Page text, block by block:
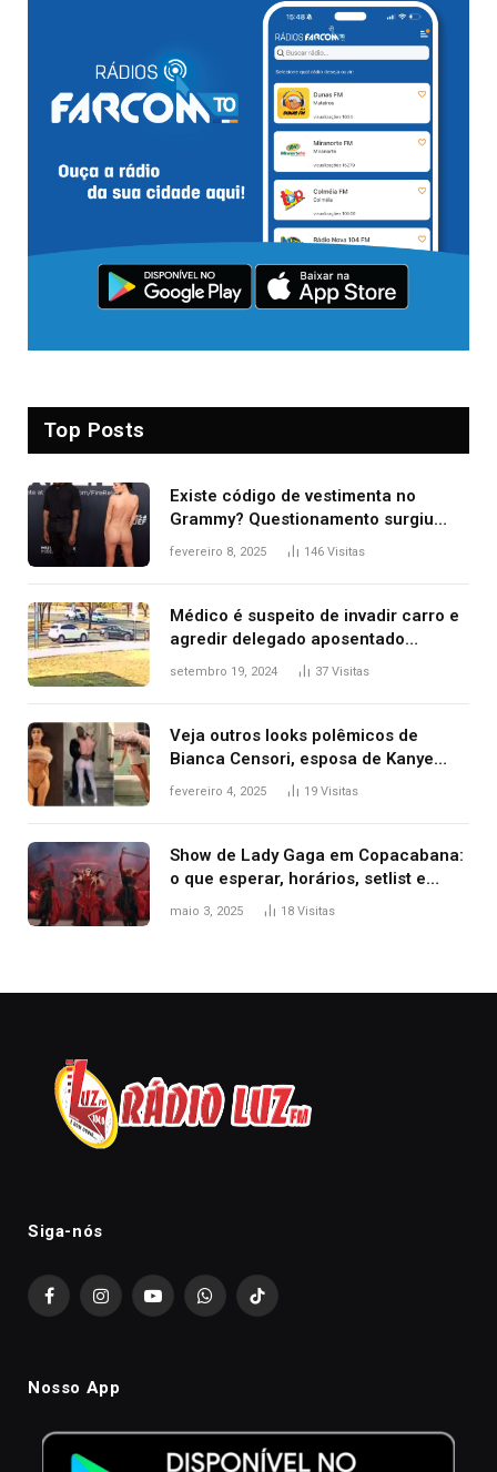
Top Posts
Existe código de vestimenta no
Grammy? Questionamento surgiu
após Bianca Censori, mulher de
fevereiro 8, 2025 146 Visitas
Médico é suspeito de invadir carro e
agredir delegado aposentado
durante confusão no trânsito
setembro 19, 2024 37 Visitas
Veja outros looks polêmicos de
Bianca Censori, esposa de Kanye
West que apareceu nua no Grammy
fevereiro 4, 2025 19 Visitas
Show de Lady Gaga em Copacabana:
o que esperar, horários, setlist e
onde assistir
maio 3, 2025 18 Visitas
Siga-nós
FacebookInstagramYouTubeWhatsAppTikTok
Nosso App